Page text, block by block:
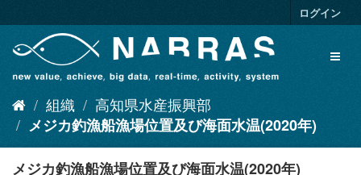
キ
ログイン
組織
高知県水産振興部
メジカ釣漁船漁場位置及び海面水温(2020年)
メジカ釣漁船漁場位置及び海面水温(2020年)